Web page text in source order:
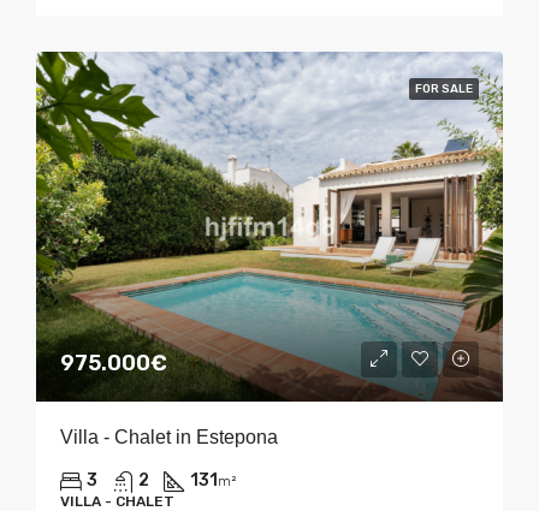
FOR SALE
975.000€
Villa - Chalet in Estepona
3 2 131 m²
VILLA - CHALET